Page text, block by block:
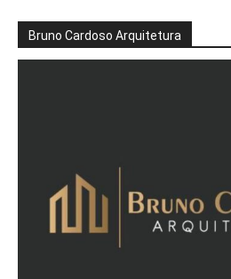
Bruno Cardoso Arquitetura